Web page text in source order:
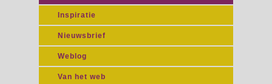
Inspiratie
Nieuwsbrief
Weblog
Van het web